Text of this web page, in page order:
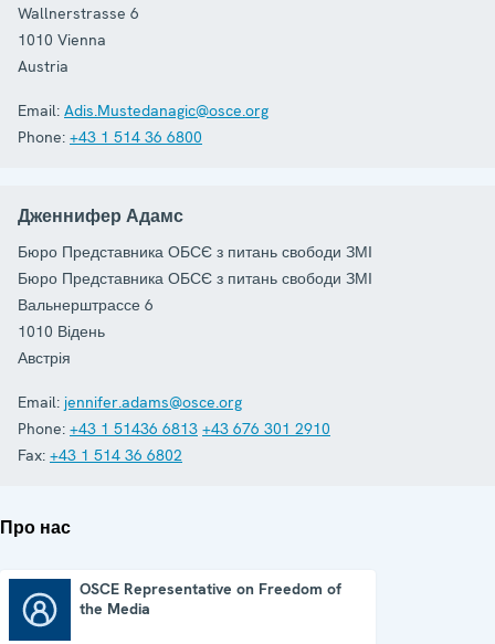
Wallnerstrasse 6
1010 Vienna
Austria
Email: Adis.Mustedanagic@osce.org
Phone: +43 1 514 36 6800
Дженнифер Адамс
Бюро Представника ОБСЄ з питань свободи ЗМІ
Бюро Представника ОБСЄ з питань свободи ЗМІ
Вальнерштрассе 6
1010 Відень
Австрія
Email: jennifer.adams@osce.org
Phone: +43 1 51436 6813 +43 676 301 2910
Fax: +43 1 514 36 6802
Про нас
OSCE Representative on Freedom of
the Media